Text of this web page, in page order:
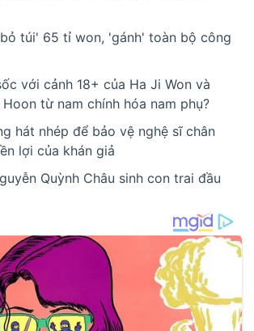
túi' 65 tỉ won, 'gánh' toàn bộ công
với cảnh 18+ của Ha Ji Won và
từ nam chính hóa nam phụ?
hát nhép để bảo vệ nghệ sĩ chân
lợi của khán giả
Quỳnh Châu sinh con trai đầu